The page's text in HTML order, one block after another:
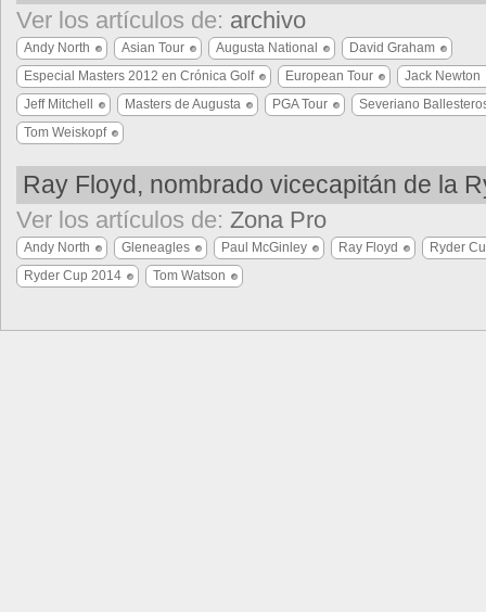
Ver los artículos de: archivo
Andy North Asian Tour Augusta National
David Graham
Especial Masters 2012 en Crónica Golf
European Tour
Jack Newton
Jeff Mitchell
Masters de Augusta PGA Tour
Severiano
Tom Weiskopf
Ray Floyd, nombrado vicecapitán de la
Ver los artículos de: Zona Pro
Andy North Gleneagles Paul McGinley Ray Floyd
Ryder
Ryder Cup 2014
Tom Watson